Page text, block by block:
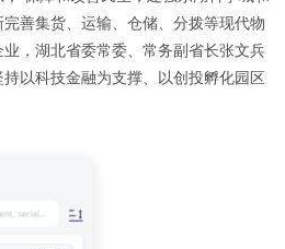
善集货、运输、仓储、分拨等现代物
，湖北省委常委、常务副省长张文兵
以科技金融为支撑、以创投孵化园区